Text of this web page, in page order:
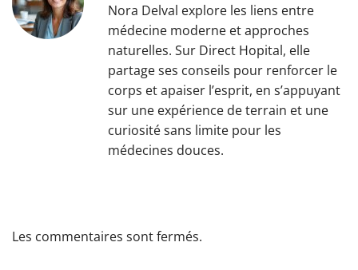
Nora Delval explore les liens entre
médecine moderne et approches
naturelles. Sur Direct Hopital, elle
partage ses conseils pour renforcer le
corps et apaiser l’esprit, en s’appuyant
sur une expérience de terrain et une
curiosité sans limite pour les
médecines douces.
Les commentaires sont fermés.